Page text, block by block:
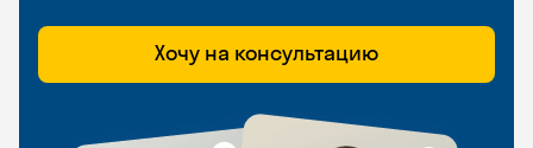
Хочу на консультацию